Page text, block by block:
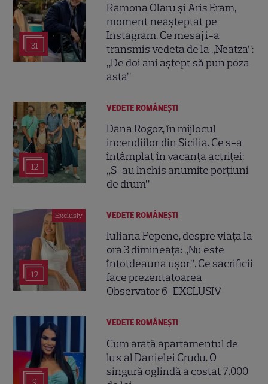
31
Ramona Olaru și Aris Eram,
moment neașteptat pe
Instagram. Ce mesaj i-a
transmis vedeta de la „Neatza”:
„De doi ani aștept să pun poza
asta”
12
VEDETE ROMÂNEŞTI
Dana Rogoz, în mijlocul
incendiilor din Sicilia. Ce s-a
întâmplat în vacanța actriței:
„S-au închis anumite porțiuni
de drum”
Exclusiv
12
VEDETE ROMÂNEŞTI
Iuliana Pepene, despre viața la
ora 3 dimineața: „Nu este
întotdeauna ușor”. Ce sacrificii
face prezentatoarea
Observator 6 | EXCLUSIV
9
VEDETE ROMÂNEŞTI
Cum arată apartamentul de
lux al Danielei Crudu. O
singură oglindă a costat 7.000